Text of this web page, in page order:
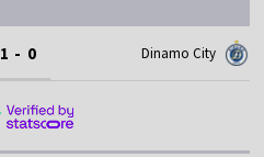
1 - 0 Dinamo City